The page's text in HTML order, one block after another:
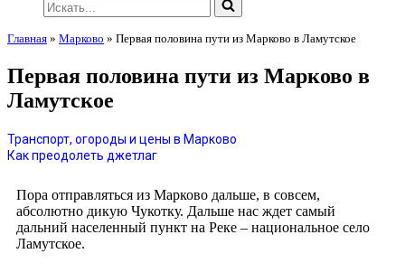
Главная » Марково » Первая половина пути из Марково в Ламутское
Первая половина пути из Марково в
Ламутское
Транспорт, огороды и цены в Марково
Как преодолеть джетлаг
Пора отправляться из Марково дальше, в совсем,
абсолютно дикую Чукотку. Дальше нас ждет самый
дальний населенный пункт на Реке – национальное село
Ламутское.